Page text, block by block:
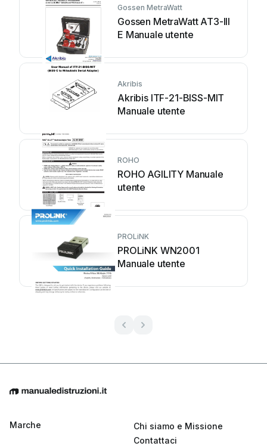
Gossen MetraWatt
Gossen MetraWatt AT3-III
E Manuale utente
Akribis
Akribis ITF-21-BISS-MIT
Manuale utente
ROHO
ROHO AGILITY Manuale
utente
PROLiNK
PROLiNK WN2001
Manuale utente
Marche
Chi siamo e Missione
Contattaci